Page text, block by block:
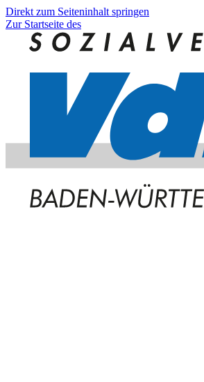
Direkt zum Seiteninhalt springen
Zur Startseite des